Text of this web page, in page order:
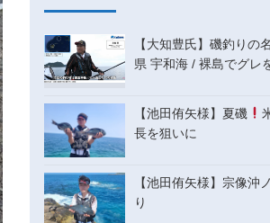
【大知豊氏】磯釣りの
県 宇和海 / 裸島でグレ
【池田侑矢様】夏磯
長を狙いに
【池田侑矢様】宗像沖
り